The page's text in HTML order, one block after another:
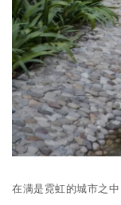
在满是霓虹的城市之